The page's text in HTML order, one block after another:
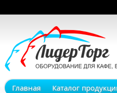
Главная Каталог